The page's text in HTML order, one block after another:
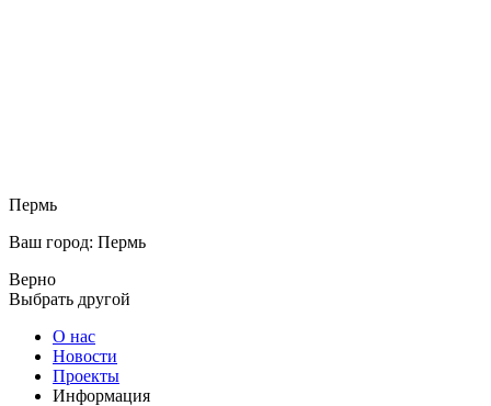
Пермь
Ваш город: Пермь
Верно
Выбрать другой
О нас
Новости
Проекты
Информация